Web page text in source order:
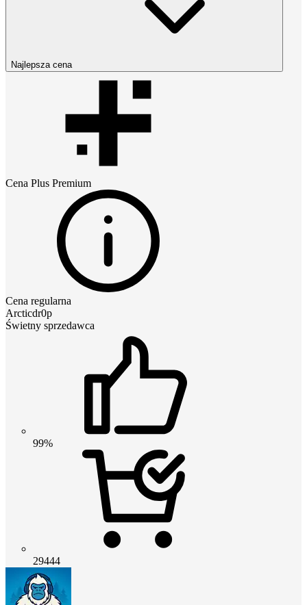
Najlepsza cena
Cena Plus Premium
Cena regularna
Arcticdr0p
Świetny sprzedawca
99%
29444